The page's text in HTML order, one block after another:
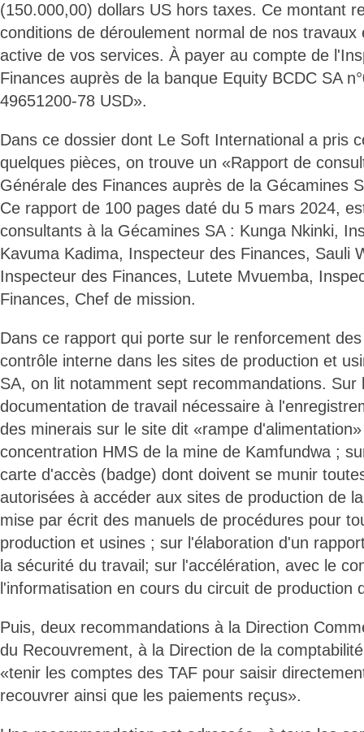
(150.000,00) dollars US hors taxes. Ce montant
conditions de déroulement normal de nos travaux
active de vos services. À payer au compte de
Finances auprès de la banque Equity BCDC SA
49651200-78 USD».
Dans ce dossier dont Le Soft International a pris
quelques pièces, on trouve un «Rapport de
Générale des Finances auprès de la Gécamines
Ce rapport de 100 pages daté du 5 mars 2024,
consultants à la Gécamines SA : Kunga Nkinki,
Kavuma Kadima, Inspecteur des Finances, Sauli
Inspecteur des Finances, Lutete Mvuemba,
Finances, Chef de mission.
Dans ce rapport qui porte sur le renforcement
contrôle interne dans les sites de production et
SA, on lit notamment sept recommandations. Sur
documentation de travail nécessaire à
des minerais sur le site dit «rampe
concentration HMS de la mine de Kamfundwa ;
carte d'accès (badge) dont doivent se munir
autorisées à accéder aux sites de production de
mise par écrit des manuels de procédures pour
production et usines ; sur l'élaboration d'un
la sécurité du travail; sur l'accélération, avec le
l'informatisation en cours du circuit de production
Puis, deux recommandations à la Direction
du Recouvrement, à la Direction de la
«tenir les comptes des TAF pour saisir
recouvrer ainsi que les paiements reçus».